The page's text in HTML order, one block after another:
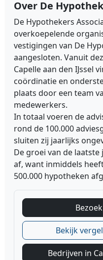
Over De
De Hypothekers
overkoepelende
vestigingen van De
aangesloten. Vanuit
Capelle aan den IJssel
coördinatie en
plaats door een team
medewerkers.
In totaal voeren de
rond de 100.000
sluiten zij jaarlijks
De groei van de
af, want inmiddels
500.000 hypotheken
Bekijk
Bedrijven in